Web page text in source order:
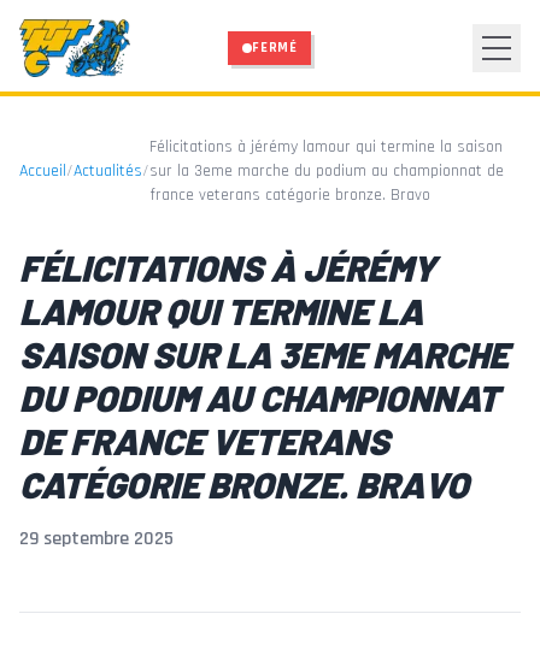
FERMÉ
Accueil/Actualités/
Félicitations à jérémy lamour qui termine la saison
sur la 3eme marche du podium au championnat de
france veterans catégorie bronze. Bravo
FÉLICITATIONS À JÉRÉMY
LAMOUR QUI TERMINE LA
SAISON SUR LA 3EME MARCHE
DU PODIUM AU CHAMPIONNAT
DE FRANCE VETERANS
CATÉGORIE BRONZE. BRAVO
29 septembre 2025